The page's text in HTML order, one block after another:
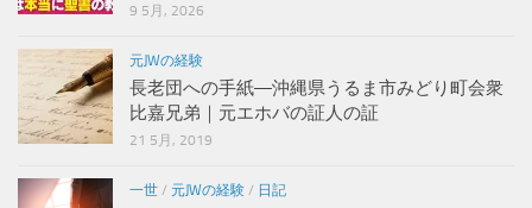
9 5月, 2026
元JWの経験
長老団への手紙―沖縄県うるま市みどり町会衆
比嘉兄弟｜元エホバの証人の証
21 5月, 2019
一世 / 元JWの経験 / 日記